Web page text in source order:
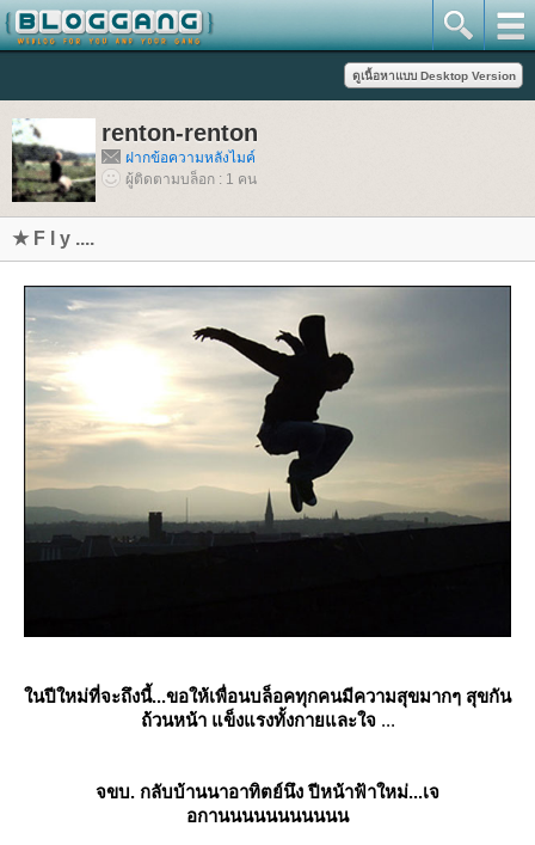
renton-renton
ฝากข้อความหลังไมค์
ผู้ติดตามบล็อก : 1 คน
★ F l y ....
นปีใหม่ที่จะถึงนี้...ขอให้เพื่อนบล็อคทุกคนมีความสุขมากๆ สุขกัน
ถ้วนหน้า แข็งแรงทั้งกายและใจ ...
จขบ. กลับบ้านนาอาทิตย์นึง ปีหน้าฟ้าใหม่...เจ
อกานนนนนนนนนนน